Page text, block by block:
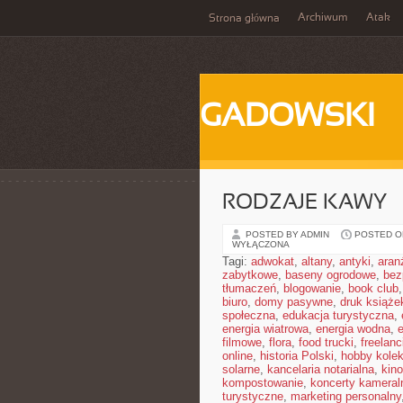
Strona główna Archiwum Atak
GADOWSKI
RODZAJE KAWY
POSTED BY ADMIN POSTED
WYŁĄCZONA
Tagi: adwokat, altany, antyki,
zabytkowe, baseny ogrodowe,
tłumaczeń, blogowanie, book club,
biuro, domy pasywne, druk
społeczna, edukacja turystyczna,
energia wiatrowa, energia wodna,
filmowe, flora, food trucki,
online, historia Polski, hobby
solarne, kancelaria notarialna,
kompostowanie, koncerty
turystyczne, marketing personalny,